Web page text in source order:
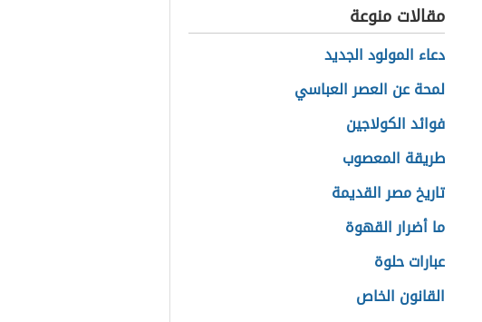
مقالات منوعة
دعاء المولود الجديد
لمحة عن العصر العباسي
فوائد الكولاجين
طريقة المعصوب
تاريخ مصر القديمة
ما أضرار القهوة
عبارات حلوة
القانون الخاص